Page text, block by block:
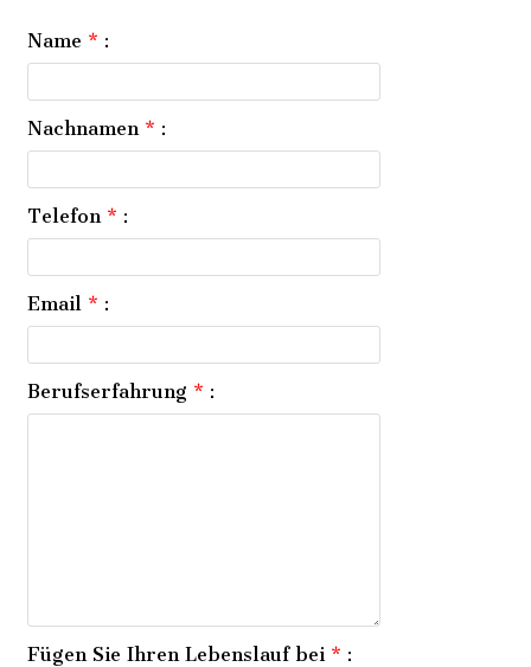
Name * :
Nachnamen * :
Telefon * :
Email * :
Berufserfahrung * :
Fügen Sie Ihren Lebenslauf bei * :